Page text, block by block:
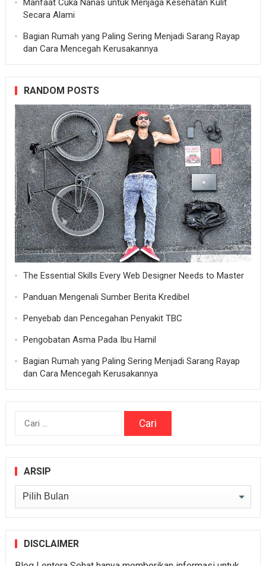
Manfaat Cuka Nanas untuk Menjaga Kesehatan Kulit
Secara Alami
Bagian Rumah yang Paling Sering Menjadi Sarang Rayap
dan Cara Mencegah Kerusakannya
RANDOM POSTS
The Essential Skills Every Web Designer Needs to Master
Panduan Mengenali Sumber Berita Kredibel
Penyebab dan Pencegahan Penyakit TBC
Pengobatan Asma Pada Ibu Hamil
Bagian Rumah yang Paling Sering Menjadi Sarang Rayap
dan Cara Mencegah Kerusakannya
Cari
ARSIP
Arsip
DISCLAIMER